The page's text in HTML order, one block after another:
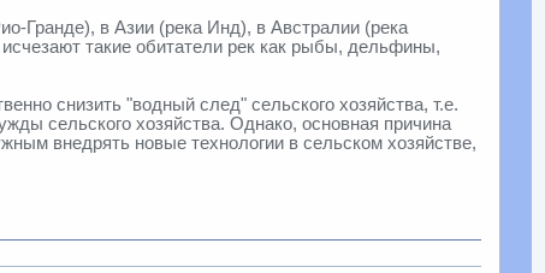
Гранде), в Азии (река Инд), в Австралии (река
такие обитатели рек как рыбы, дельфины,
снизить "водный след" сельского хозяйства, т.е.
сельского хозяйства. Однако, основная причина
внедрять новые технологии в сельском хозяйстве,